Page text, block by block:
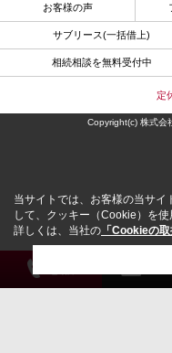
お客様の声
サブリース(一括借上)
相続相談を無料受付中
定
Copyright(c) 株式会
当サイトでは、お客様の当サイ
して、クッキー（Cookie）を使
詳しくは、当社の 「Cookieの